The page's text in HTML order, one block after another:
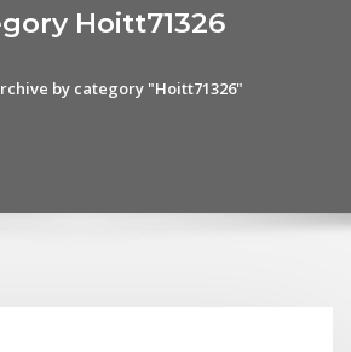
Hoitt71326
by category "Hoitt71326"